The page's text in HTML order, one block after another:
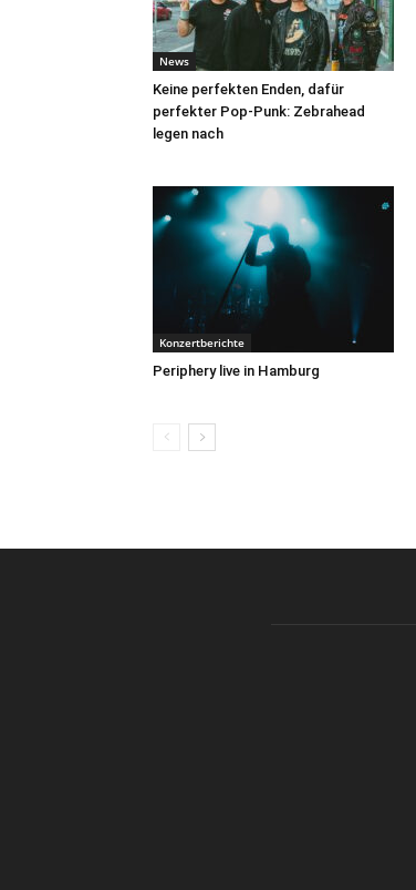
News
Keine perfekten Enden, dafür
perfekter Pop-Punk: Zebrahead
legen nach
Konzertberichte
Periphery live in Hamburg